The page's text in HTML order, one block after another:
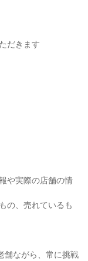
だきます
や実際の店舗の情
の、売れているも
舗ながら、常に挑戦